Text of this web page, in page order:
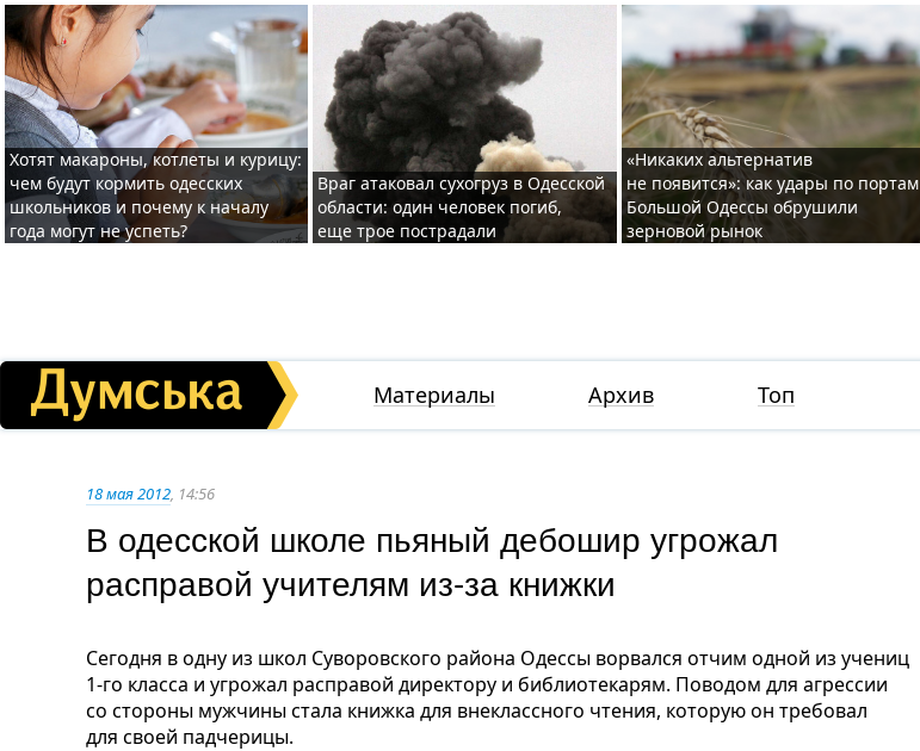
Хотят макароны, котлеты и курицу:
чем будут кормить одесских
школьников и почему к началу
года могут не успеть?
Враг атаковал сухогруз в Одесской
области: один человек погиб,
еще трое пострадали
«Никаких альтернатив
не появится»: как удары по портам
Большой Одессы обрушили
зерновой рынок
Материалы Архив Топ
18 мая 2012, 14:56
В одесской школе пьяный дебошир угрожал
расправой учителям из-за книжки
Сегодня в одну из школ Суворовского района Одессы ворвался отчим одной из учениц
1-го класса и угрожал расправой директору и библиотекарям. Поводом для агрессии
со стороны мужчины стала книжка для внеклассного чтения, которую он требовал
для своей падчерицы.